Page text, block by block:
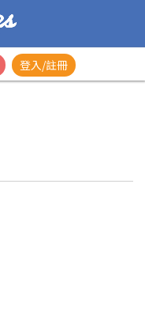
登入/註冊